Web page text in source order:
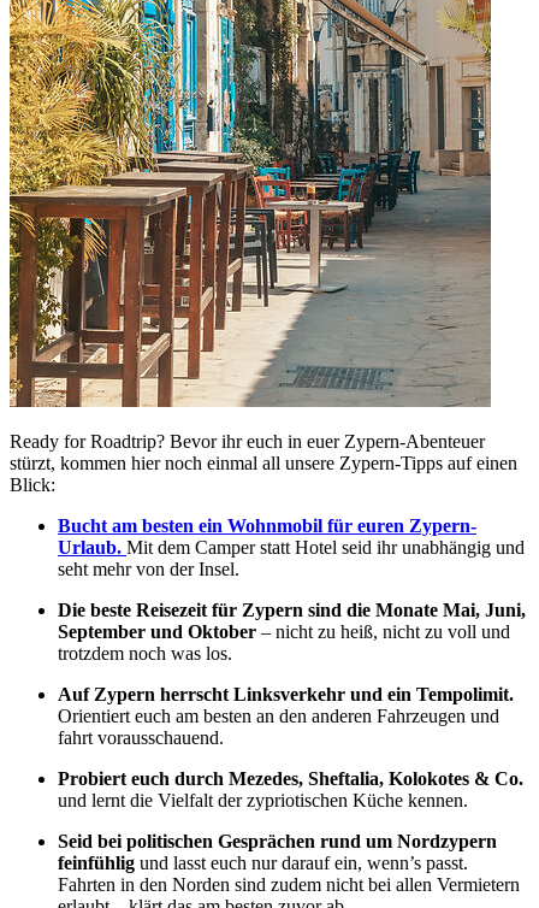
Ready for Roadtrip? Bevor ihr euch in euer Zypern-Abenteuer
stürzt, kommen hier noch einmal all unsere Zypern-Tipps auf einen
Blick:
Bucht am besten ein Wohnmobil für euren Zypern-
Urlaub. Mit dem Camper statt Hotel seid ihr unabhängig und
seht mehr von der Insel.
Die beste Reisezeit für Zypern sind die Monate Mai, Juni,
September und Oktober – nicht zu heiß, nicht zu voll und
trotzdem noch was los.
Auf Zypern herrscht Linksverkehr und ein Tempolimit.
Orientiert euch am besten an den anderen Fahrzeugen und
fahrt vorausschauend.
Probiert euch durch Mezedes, Sheftalia, Kolokotes & Co.
und lernt die Vielfalt der zypriotischen Küche kennen.
Seid bei politischen Gesprächen rund um Nordzypern
feinfühlig und lasst euch nur darauf ein, wenn’s passt.
Fahrten in den Norden sind zudem nicht bei allen Vermietern